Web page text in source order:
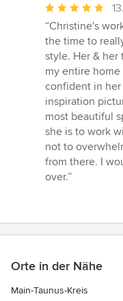
Bewertung:
5
von
5
Sternen
“Christine's
the time to
style. Her & her
my entire home
confident in
inspiration
most beautiful
she is to work
not to
from there. I
over.”
Orte in der Nähe
Main-Taunus-Kreis